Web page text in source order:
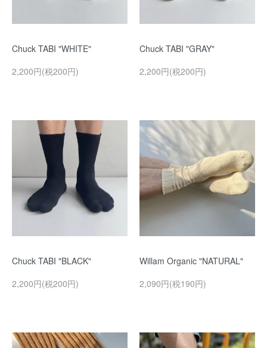
Chuck TABI "WHITE"
2,200円(税200円)
Chuck TABI "GRAY"
2,200円(税200円)
Chuck TABI "BLACK"
2,200円(税200円)
Willam Organic "NATURAL"
2,090円(税190円)